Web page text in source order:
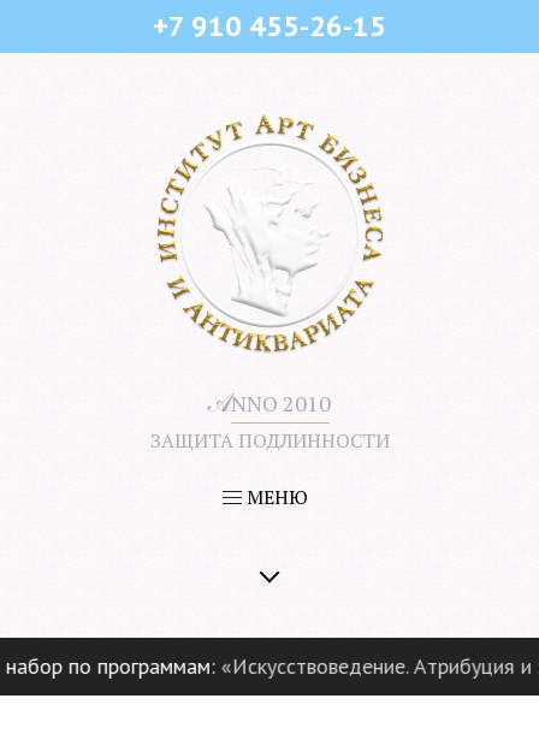
+7 910 455-26-15
𝒜NNO 2010
ЗАЩИТА ПОДЛИННОСТИ
МЕНЮ
по программам:«Искусствоведение. Атрибуция и